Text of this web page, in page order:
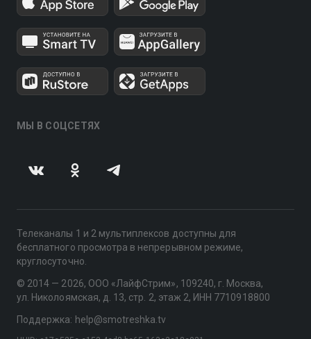
МЫ В СОЦСЕТЯХ
Телеканалы 1 и 2 мультиплексов доступны для
бесплатного просмотра в непрерывном режиме,
круглосуточно.
© 2014 — 2026, ООО «ЛайфСтрим», 109240, г. Москва,
ул. Николоямская, д. 13, стр. 2, этаж 2, ИНН 7710918800
Поддержка: help@smotreshka.tv